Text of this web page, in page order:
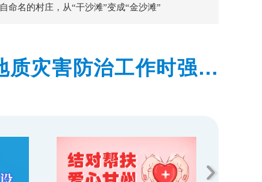
命名的村庄，从“干沙滩”变成“金沙滩”
灾害防治工作时强调